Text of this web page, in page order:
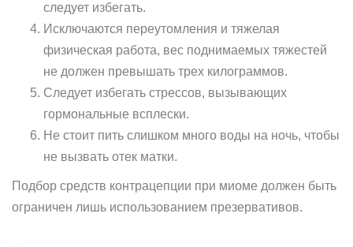
следует избегать.
Исключаются переутомления и тяжелая
физическая работа, вес поднимаемых тяжестей
не должен превышать трех килограммов.
Следует избегать стрессов, вызывающих
гормональные всплески.
Не стоит пить слишком много воды на ночь, чтобы
не вызвать отек матки.
Подбор средств контрацепции при миоме должен быть
ограничен лишь использованием презервативов.